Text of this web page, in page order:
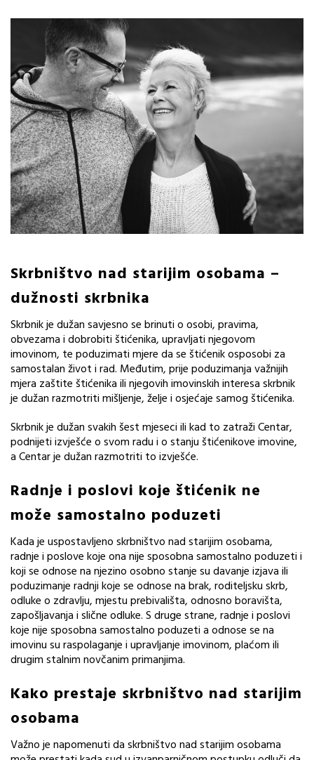
Skrbništvo nad starijim osobama –
dužnosti skrbnika
Skrbnik je dužan savjesno se brinuti o osobi, pravima,
obvezama i dobrobiti štićenika, upravljati njegovom
imovinom, te poduzimati mjere da se štićenik osposobi za
samostalan život i rad. Međutim, prije poduzimanja važnijih
mjera zaštite štićenika ili njegovih imovinskih interesa skrbnik
je dužan razmotriti mišljenje, želje i osjećaje samog štićenika.
Skrbnik je dužan svakih šest mjeseci ili kad to zatraži Centar,
podnijeti izvješće o svom radu i o stanju štićenikove imovine,
a Centar je dužan razmotriti to izvješće.
Radnje i poslovi koje štićenik ne
može samostalno poduzeti
Kada je uspostavljeno skrbništvo nad starijim osobama,
radnje i poslove koje ona nije sposobna samostalno poduzeti i
koji se odnose na njezino osobno stanje su davanje izjava ili
poduzimanje radnji koje se odnose na brak, roditeljsku skrb,
odluke o zdravlju, mjestu prebivališta, odnosno boravišta,
zapošljavanja i slične odluke. S druge strane, radnje i poslovi
koje nije sposobna samostalno poduzeti a odnose se na
imovinu su raspolaganje i upravljanje imovinom, plaćom ili
drugim stalnim novčanim primanjima.
Kako prestaje skrbništvo nad starijim
osobama
Važno je napomenuti da skrbništvo nad starijim osobama